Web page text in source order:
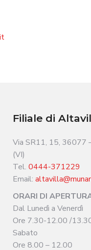
Filiale di
Via SR11, 15, 36077
(VI)
Tel.0444-371229
Email:
ORARI DI
Dal Lunedì a Venerdì
Ore 7.30-12.00 /
Sabato
Ore 8.00 – 12.00